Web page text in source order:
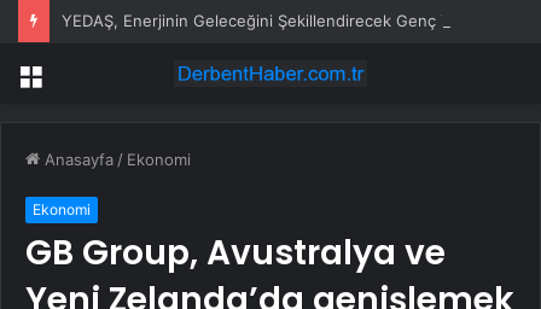
Menü
Anasayfa / Ekonomi
Ekonomi
GB Group, Avustralya ve